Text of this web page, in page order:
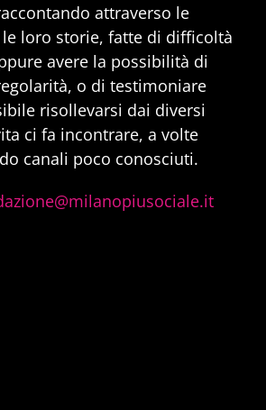
attraverso le
loro storie, fatte di difficoltà
avere la possibilità di
o di testimoniare
risollevarsi dai diversi
ci fa incontrare, a volte
canali poco conosciuti.